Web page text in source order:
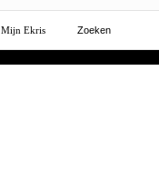
Mijn Ekris Zoeken